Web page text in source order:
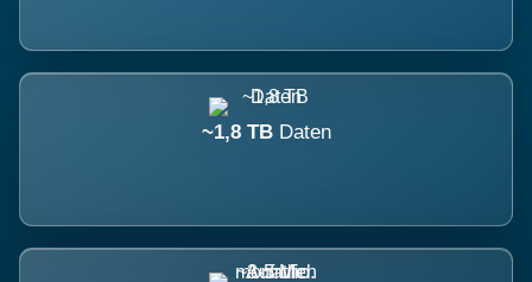
~1,8 TB Daten